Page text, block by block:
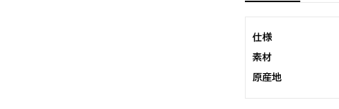
仕様
素材
原産地